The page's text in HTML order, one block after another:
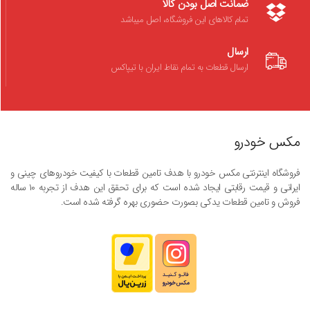
ضمانت اصل بودن کالا
تمام کالاهای این فروشگاه، اصل میباشد
ارسال
ارسال قطعات به تمام نقاط ایران با تیپاکس
مکس خودرو
فروشگاه اینترنتی مکس خودرو با هدف تامین قطعات با کیفیت خودروهای چینی و
ایرانی و قیمت رقابتی ایجاد شده است که برای تحقق این هدف از تجربه ۱۰ ساله
فروش و تامین قطعات یدکی بصورت حضوری بهره گرفته شده است.